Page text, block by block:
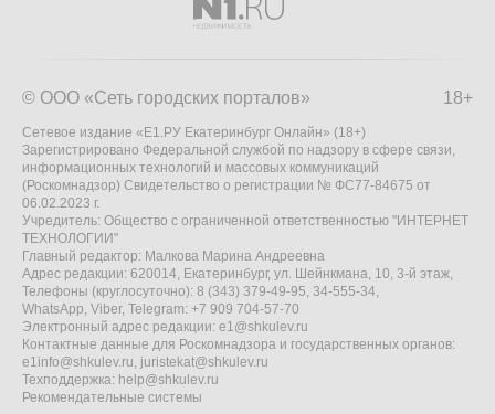
18+
© ООО «Сеть городских порталов»
Сетевое издание «Е1.РУ Екатеринбург Онлайн» (18+)
Зарегистрировано Федеральной службой по надзору в сфере связи,
информационных технологий и массовых коммуникаций
(Роскомнадзор) Свидетельство о регистрации № ФС77-84675 от
06.02.2023 г.
Учредитель: Общество с ограниченной ответственностью "ИНТЕРНЕТ
ТЕХНОЛОГИИ"
Главный редактор: Малкова Марина Андреевна
Адрес редакции: 620014, Екатеринбург, ул. Шейнкмана, 10, 3-й этаж,
Телефоны (круглосуточно): 8 (343) 379-49-95, 34-555-34,
WhatsApp, Viber, Telegram: +7 909 704-57-70
Электронный адрес редакции: e1@shkulev.ru
Контактные данные для Роскомнадзора и государственных органов:
e1info@shkulev.ru, juristekat@shkulev.ru
Техподдержка: help@shkulev.ru
Рекомендательные системы